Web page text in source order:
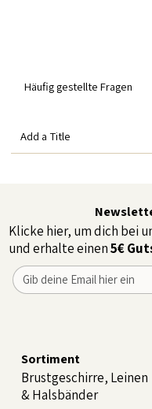
Häufig gestellte Fragen
Add a Title
Sortiment
Brustgeschirre, Leinen
& Halsbänder
Klicke hier, um dich bei
und erhalte einen5€